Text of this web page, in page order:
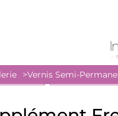
Vernis Semi-
MASSAGES SANTÉ BIEN-